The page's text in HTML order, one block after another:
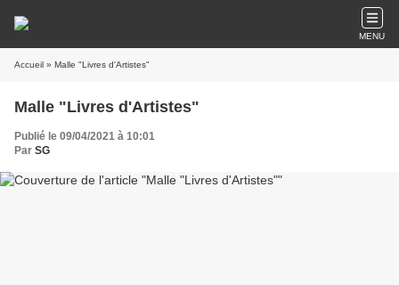
MENU
Accueil » Malle "Livres d'Artistes"
Malle "Livres d'Artistes"
Publié le 09/04/2021 à 10:01
Par SG